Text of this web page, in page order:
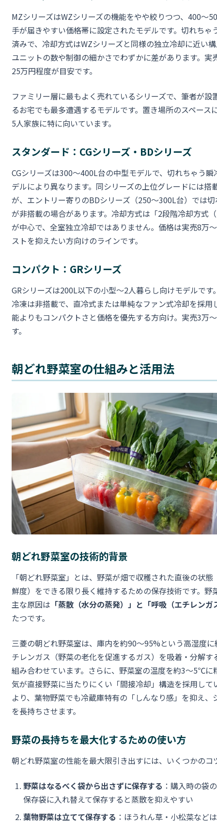
MZシリーズはWZシリーズの機能をやや絞りつつ、400〜
手が届きやすい価格帯に設定されたモデルです。切れちゃ
済みで、冷却方式はWZシリーズと同様の独立冷却に近い
ユニットの数や制御の細かさでわずかに差があります。実
25万円程度が目安です。
ファミリー層に最もよく売れているシリーズで、筆者が設
るお宅でも最多遭遇するモデルです。置き場所のスペース
5人家族に特に向いています。
スタンダード：CGシリーズ・BDシリーズ
CGシリーズは300〜400L台の中型モデルで、切れちゃう
デルにより異なります。同シリーズの上位グレードには搭
が、エントリー寄りのBDシリーズ（250〜300L台）では
が非搭載の場合があります。冷却方式は「2段階冷却方式
が中心で、全室独立冷却ではありません。価格は実売8万
ストを抑えたい方向けのラインです。
コンパクト：GRシリーズ
GRシリーズは200L以下の小型〜2人暮らし向けモデルです
冷凍は非搭載で、直冷式または単純なファン式冷却を採用
能よりもコンパクトさと価格を優先する方向け。実売3万
す。
朝どれ野菜室の仕組みと活用法
朝どれ野菜室の技術的背景
「朝どれ野菜室」とは、野菜が畑で収穫された直後の状
鮮度）をできる限り長く維持するための保存技術です。野
主な原因は 「蒸散（水分の蒸発）」と「呼吸（エチレンガ
たつです。
三菱の朝どれ野菜室は、庫内を約90〜95%という高湿度
チレンガス（野菜の老化を促進するガス）を吸着・分解す
組み合わせています。さらに、野菜室の温度を約3〜5℃に
気が直接野菜に当たりにくい「間接冷却」構造を採用して
より、葉物野菜でも冷蔵庫特有の「しんなり感」を抑え、
を長持ちさせます。
野菜の長持ちを最大化するための使い方
朝どれ野菜室の性能を最大限引き出すには、いくつかのコ
野菜はなるべく袋から出さずに保存する ：購入時の袋
保存袋に入れ替えて保存すると蒸散を抑えやすい
葉物野菜は立てて保存する ：ほうれん草・小松菜など